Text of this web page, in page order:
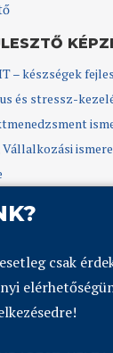
– készségek
és stressz-
Vállalkozási
csak